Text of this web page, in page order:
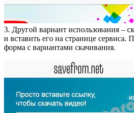
3. Другой вариант использования –
и вставить его на странице сервиса.
форма с вариантами скачивания.